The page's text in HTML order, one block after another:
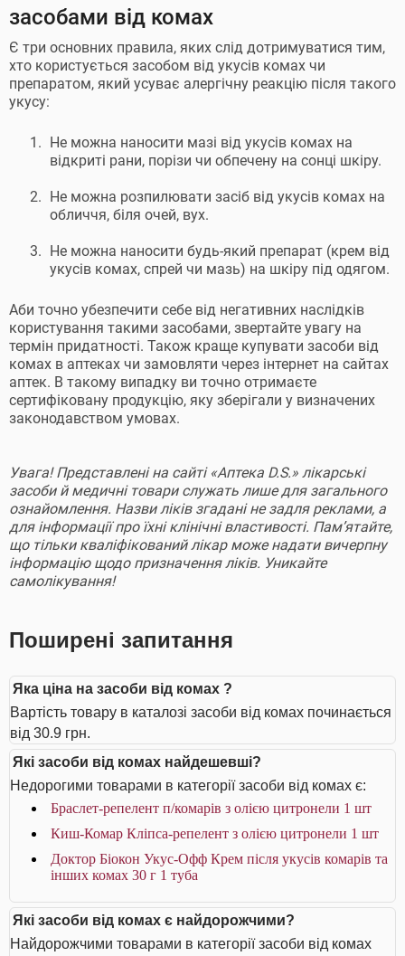
засобами від комах
Є три основних правила, яких слід дотримуватися тим,
хто користується засобом від укусів комах чи
препаратом, який усуває алергічну реакцію після такого
укусу:
Не можна наносити мазі від укусів комах на
відкриті рани, порізи чи обпечену на сонці шкіру.
Не можна розпилювати засіб від укусів комах на
обличчя, біля очей, вух.
Не можна наносити будь-який препарат (крем від
укусів комах, спрей чи мазь) на шкіру під одягом.
Аби точно убезпечити себе від негативних наслідків
користування такими засобами, звертайте увагу на
термін придатності. Також краще купувати засоби від
комах в аптеках чи замовляти через інтернет на сайтах
аптек. В такому випадку ви точно отримаєте
сертифіковану продукцію, яку зберігали у визначених
законодавством умовах.
Увага! Представлені на сайті «Аптека D.S.» лікарські
засоби й медичні товари служать лише для загального
ознайомлення. Назви ліків згадані не задля реклами, а
для інформації про їхні клінічні властивості. Пам’ятайте,
що тільки кваліфікований лікар може надати вичерпну
інформацію щодо призначення ліків. Уникайте
самолікування!
Поширені запитання
Яка ціна на засоби від комах ?
Вартість товару в каталозі засоби від комах починається
від 30.9 грн.
Які засоби від комах найдешевші?
Недорогими товарами в категорії засоби від комах є:
Браслет-репелент п/комарів з олією цитронели 1 шт
Киш-Комар Кліпса-репелент з олією цитронели 1 шт
Доктор Біокон Укус-Офф Крем після укусів комарів та
інших комах 30 г 1 туба
Які засоби від комах є найдорожчими?
Найдорожчими товарами в категорії засоби від комах